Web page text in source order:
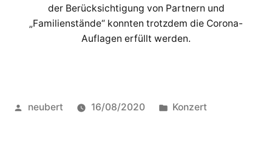
der Berücksichtigung von Partnern und
„Familienstände“ konnten trotzdem die Corona-
Auflagen erfüllt werden.
Veröffentlicht
neubert 16/08/2020
Veröffentlicht
Konzert